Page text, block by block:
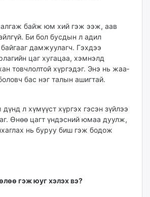
байж юм хий гэж ээж, аав
Би бол бусдын л адил
дамжуулагч. Гэхдээ
цаг хугацаа, хэм­нэлд
товч­лолтой хүргэдэг. Энэ нь жаа­
бас нэг талын ашигтай.
л хүмүүст хүргэх гэсэн зүйлээ
Өнөө цагт үндэсний юмаа дуулж,
нь буруу биш гэж бодож
гэж юуг хэлэх вэ?